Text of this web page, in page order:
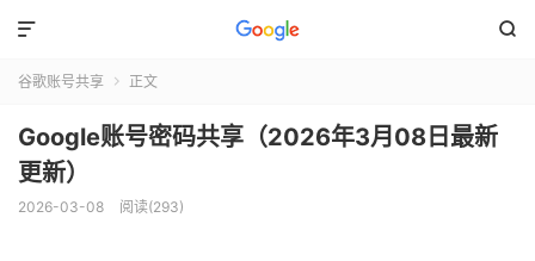


谷歌账号共享  正文
Google账号密码共享（2026年3月08日最新
更新）
2026-03-08 阅读(293)